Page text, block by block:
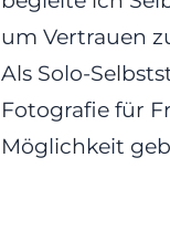
um Vertrauen
Als Solo-
Fotografie für
Möglichkeit